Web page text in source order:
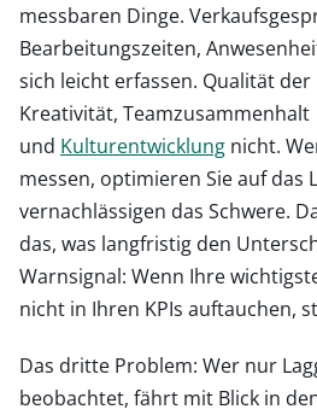
messbaren Dinge.
Bearbeitungszeiten,
sich leicht erfassen. Qualität
Kreativität, Teamzusammenhalt
und Kulturentwicklung nicht.
messen, optimieren Sie auf das
vernachlässigen das Schwere.
das, was langfristig den
Warnsignal: Wenn Ihre
nicht in Ihren KPIs auftauchen,
Das dritte Problem: Wer nur
beobachtet, fährt mit Blick in